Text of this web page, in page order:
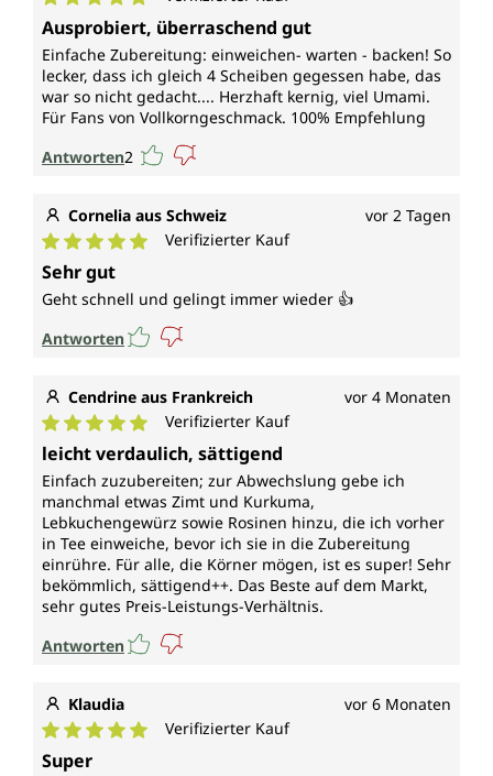
Durchschnittliche Bewertung von 5 von 5 Sternen
Ausprobiert, überraschend gut
Einfache Zubereitung: einweichen- warten - backen! So
lecker, dass ich gleich 4 Scheiben gegessen habe, das
war so nicht gedacht.... Herzhaft kernig, viel Umami.
Für Fans von Vollkorngeschmack. 100% Empfehlung
Antworten2
Cornelia aus Schweiz vor 2 Tagen
Durchschnittliche Bewertung von 5 von 5 Sternen
Verifizierter Kauf
Sehr gut
Geht schnell und gelingt immer wieder 👍
Antworten
Cendrine aus Frankreich vor 4 Monaten
Durchschnittliche Bewertung von 5 von 5 Sternen
Verifizierter Kauf
leicht verdaulich, sättigend
Einfach zuzubereiten; zur Abwechslung gebe ich
manchmal etwas Zimt und Kurkuma,
Lebkuchengewürz sowie Rosinen hinzu, die ich vorher
in Tee einweiche, bevor ich sie in die Zubereitung
einrühre. Für alle, die Körner mögen, ist es super! Sehr
bekömmlich, sättigend++. Das Beste auf dem Markt,
sehr gutes Preis-Leistungs-Verhältnis.
Antworten
Klaudia vor 6 Monaten
Durchschnittliche Bewertung von 5 von 5 Sternen
Verifizierter Kauf
Super